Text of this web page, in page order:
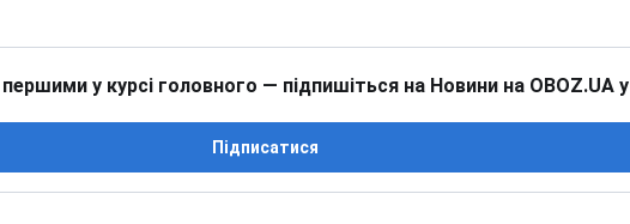
у курсі головного — підпишіться на Новини на OBOZ.UA у
Підписатися